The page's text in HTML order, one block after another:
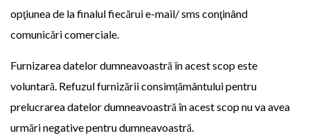
opţiunea de la finalul fiecărui e-mail/ sms conţinând
comunicări comerciale.
Furnizarea datelor dumneavoastră în acest scop este
voluntară. Refuzul furnizării consimțământului pentru
prelucrarea datelor dumneavoastră în acest scop nu va avea
urmări negative pentru dumneavoastră.